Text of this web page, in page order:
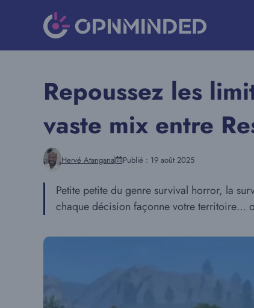
Repoussez les
vaste mix entre
Hervé Atangana Publié : 19 août 2025
Petite petite du genre survival horror, la
chaque décision façonne votre territoire…